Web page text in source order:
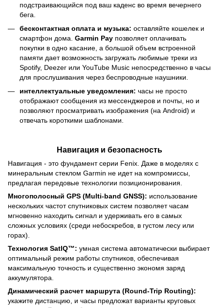
подстраивающийся под ваш каденс во время вечернего
бега.
бесконтактная оплата и музыка: оставляйте кошелек и
смартфон дома. Garmin Pay позволяет оплачивать
покупки в одно касание, а большой объем встроенной
памяти дает возможность загружать любимые треки из
Spotify, Deezer или YouTube Music непосредственно в часы
для прослушивания через беспроводные наушники.
интеллектуальные уведомления: часы не просто
отображают сообщения из мессенджеров и почты, но и
позволяют просматривать изображения (на Android) и
отвечать короткими шаблонами.
Навигация и безопасность
Навигация - это фундамент серии Fenix. Даже в моделях с
минеральным стеклом Garmin не идет на компромиссы,
предлагая передовые технологии позиционирования.
Многополосный GPS (Multi-band GNSS): использование
нескольких частот спутниковых систем позволяет часам
мгновенно находить сигнал и удерживать его в самых
сложных условиях (среди небоскребов, в густом лесу или
горах).
Технология SatIQ™: умная система автоматически выбирает
оптимальный режим работы спутников, обеспечивая
максимальную точность и существенно экономя заряд
аккумулятора.
Динамический расчет маршрута (Round-Trip Routing):
укажите дистанцию, и часы предложат варианты круговых